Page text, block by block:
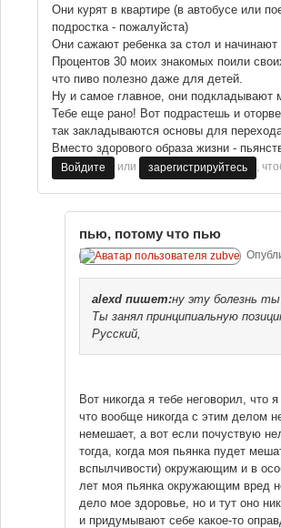
Они курят в квартире (в автобусе или
подростка - пожалуйста)
Они сажают ребенка за стол и
Процентов 30 моих знакомых поили
что пиво полезно даже для детей.
Ну и самое главное, они подкладывают
Тебе еще рано! Вот подрастешь и
так закладываются основы для
Вместо здорового образа жизни -
Войдите или зарегистрируйтесь ,
пью, потому что пью
alexd пишет:ну эту болезнь
Ты занял принципиальную
Русский,
Вот никогда я тебе неговорил, что
что вообще никогда с этим делом
немешает, а вот если почуствую
тогда, когда моя пьянка пудет
вспылчивости) окружающим и в
лет моя пьянка окружающим вред
дело мое здоровье, но и тут оно
и придумывают себе какое-то